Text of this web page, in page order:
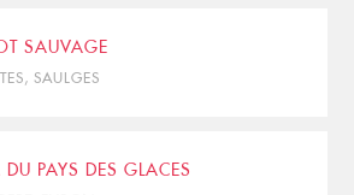
SAUVAGE
SAULGES
DU PAYS DES GLACES